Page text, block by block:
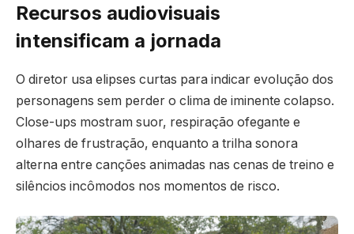
Recursos audiovisuais
intensificam a jornada
O diretor usa elipses curtas para indicar evolução dos
personagens sem perder o clima de iminente colapso.
Close-ups mostram suor, respiração ofegante e
olhares de frustração, enquanto a trilha sonora
alterna entre canções animadas nas cenas de treino e
silêncios incômodos nos momentos de risco.